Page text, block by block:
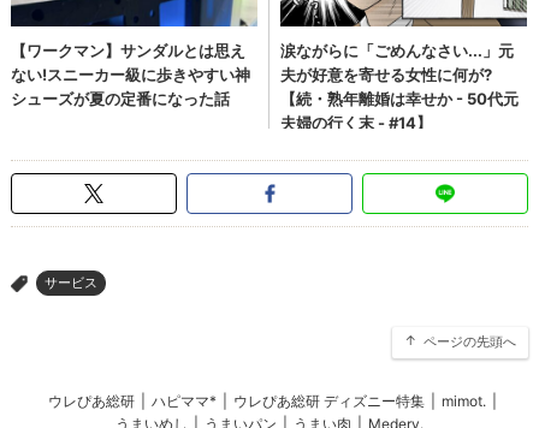
> サービス
ページの先頭へ
ウレぴあ総研 ハピママ* ウレぴあ総研 ディズニー特集 mimot.
うまいめし
うまいパン うまい肉 Medery.